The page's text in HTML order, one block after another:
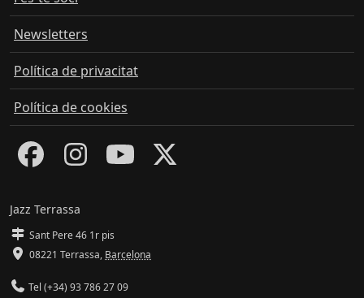
Newsletters
Política de privacitat
Política de cookies
Jazz Terrassa
Sant Pere 46 1r pis
08221 Terrassa, Barcelona
Tel (+34) 93 786 27 09